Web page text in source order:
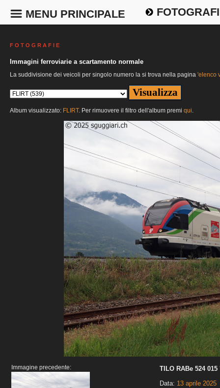
MENU PRINCIPALE
F O T O G R A F I E
Immagini ferroviarie a scartamento normale
La suddivisione dei veicoli per singolo numero la si trova nella pagina 'elenco
Album visualizzato: FLIRT. Per rimuovere il filtro dell'album premi qui.
Immagine precedente:
TILO RABe 524
Data: 13 aprile 2025